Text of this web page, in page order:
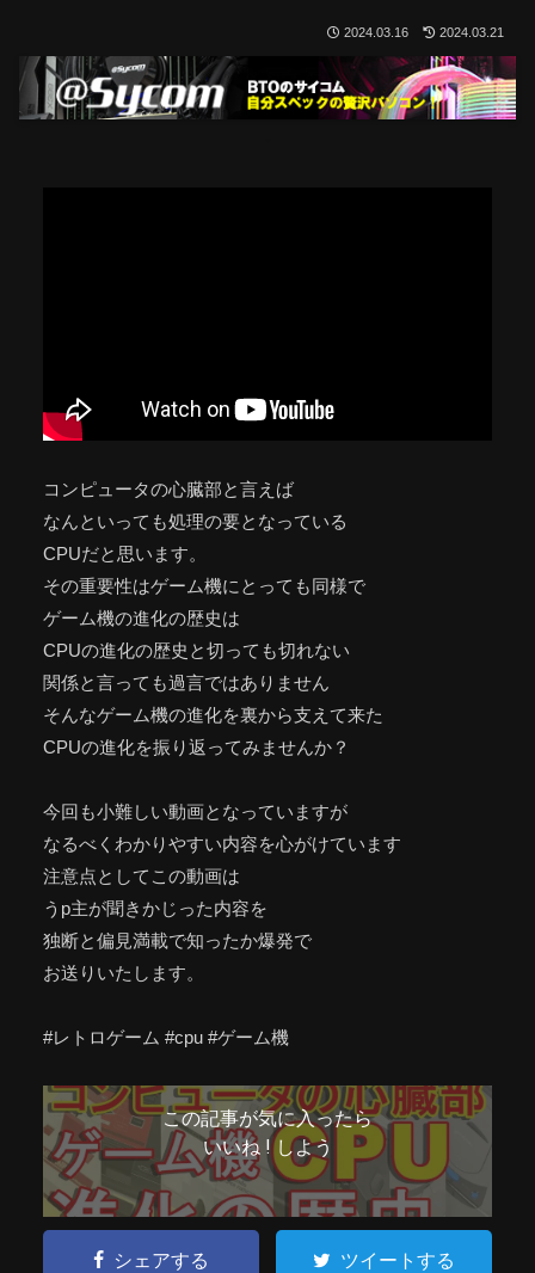
2024.03.16 2024.03.21
コンピュータの心臓部と言えば
なんといっても処理の要となっている
CPUだと思います。
その重要性はゲーム機にとっても同様で
ゲーム機の進化の歴史は
CPUの進化の歴史と切っても切れない
関係と言っても過言ではありません
そんなゲーム機の進化を裏から支えて来た
CPUの進化を振り返ってみませんか？
今回も小難しい動画となっていますが
なるべくわかりやすい内容を心がけています
注意点としてこの動画は
うp主が聞きかじった内容を
独断と偏見満載で知ったか爆発で
お送りいたします。
#レトロゲーム #cpu #ゲーム機
この記事が気に入ったら
いいね ! しよう
シェアする ツイートする